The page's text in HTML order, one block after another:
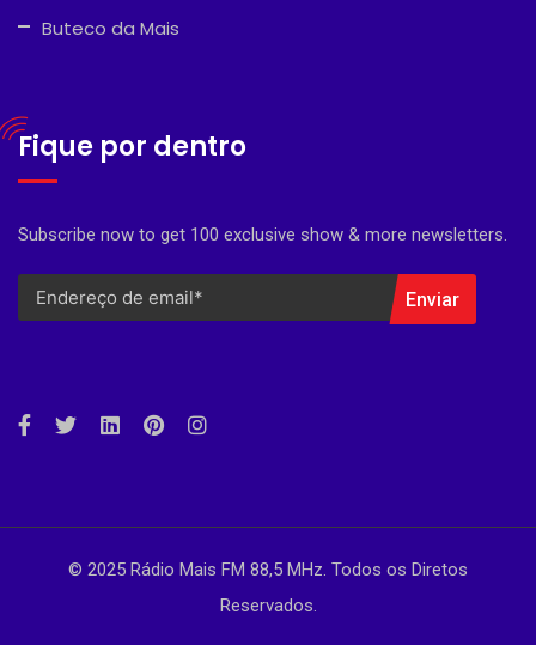
Buteco da Mais
Fique por dentro
Subscribe now to get 100 exclusive show & more newsletters.
Enviar
© 2025 Rádio Mais FM 88,5 MHz. Todos os Diretos
Reservados.